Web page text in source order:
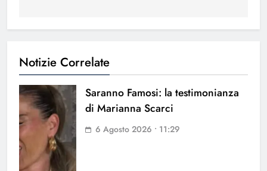
Notizie Correlate
Saranno Famosi: la testimonianza
di Marianna Scarci
6 Agosto 2026 • 11:29